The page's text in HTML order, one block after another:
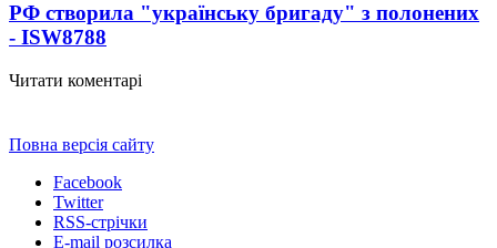
РФ створила "українську бригаду" з полонених
- ISW8788
Читати коментарі
Повна версія сайту
Facebook
Twitter
RSS-стрічки
E-mail розсилка